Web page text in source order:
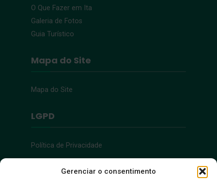
Gerenciar o consentimento
O Que Fazer em Ita
Galeria de Fotos
Guia Turístico
Mapa do Site
Mapa do Site
LGPD
Política de Privacidade
Acessibilidade